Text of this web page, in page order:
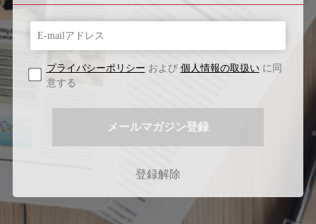
プライバシーポリシー および 個人情報の取扱いに同
意する
登録解除